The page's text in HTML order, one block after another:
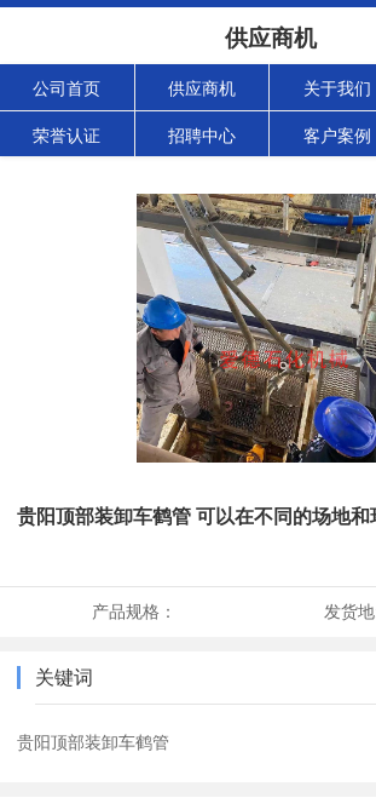
供应商机
公司首页 供应商机 关于我们
荣誉认证 招聘中心 客户案例
贵阳顶部装卸车鹤管 可以在不同的场地和
产品规格： 发货
关键词
贵阳顶部装卸车鹤管